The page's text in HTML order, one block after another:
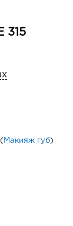
315
( Макияж губ)